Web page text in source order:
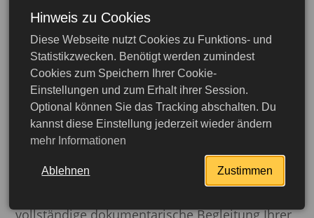
Australien
Bei der Vorbereitung einer Reise nach
Australien ist es wichtig, dass alle
erforderlichen Dokumente ordnungsgemäß
ausgefertigt, ins Englische, die Amtssprache
Australiens, übersetzt und notariell beglaubigt
werden. Dadurch wird die Rechtsgültigkeit
sichergestellt und der offizielle Status Ihrer
Dokumente in Australien garantiert.
Unsere Firma
Buch-dein-Visum.dewird Ihnen
dabei helfen
Wir bieten Ihnen professionelle
vollständige dokumentarische Begleitung Ihrer
Hinweis zu Cookies
Diese Webseite nutzt Cookies zu Funktions- und
Statistikzwecken. Benötigt werden zumindest
Cookies zum Speichern Ihrer Cookie-
Einstellungen und zum Erhalt ihrer Session.
Optional können Sie das Tracking abschalten. Du
kannst diese Einstellung jederzeit wieder ändern
mehr Informationen
Ablehnen Zustimmen